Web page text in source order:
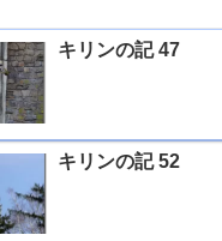
キリンの記 47
キリンの記 52